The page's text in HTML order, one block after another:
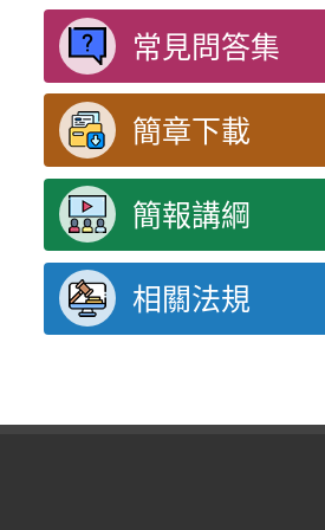
常見問答集
簡章下載
簡報講綱
相關法規